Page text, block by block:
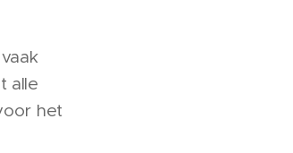
alle
het